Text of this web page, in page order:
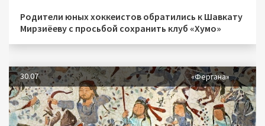
Родители юных хоккеистов обратились к Шавкату
Мирзиёеву с просьбой сохранить клуб «Хумо»
30.07 «Фергана»